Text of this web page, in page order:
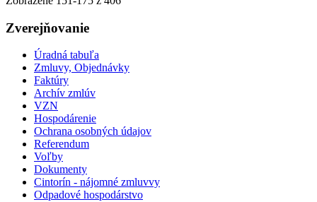
Zverejňovanie
Úradná tabuľa
Zmluvy, Objednávky
Faktúry
Archív zmlúv
VZN
Hospodárenie
Ochrana osobných údajov
Referendum
Voľby
Dokumenty
Cintorín - nájomné zmluvvy
Odpadové hospodárstvo